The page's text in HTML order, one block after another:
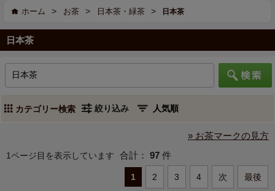
ホーム > お茶 > 日本茶・緑茶 > 日本茶
日本茶
カテゴリー検索 絞り込み
» お茶マークの見方
1ページ目を表示しています 合計： 97 件
1 2 3 4 次 最後